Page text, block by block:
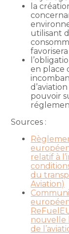
la
utilisant
en place
pouvoir
Sources :
relatif à
du
Aviation)
nouvelle
de